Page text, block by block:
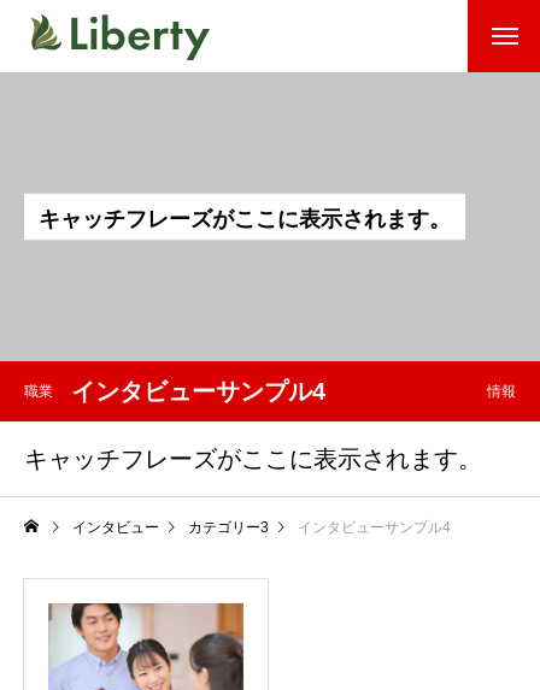
キャ ッチフレーズがこ こ に表示されます。
職業 インタビューサンプル4 情報
キャッチフレーズがここに表示されます。
インタビュー カテゴリー3 インタビューサンプル4